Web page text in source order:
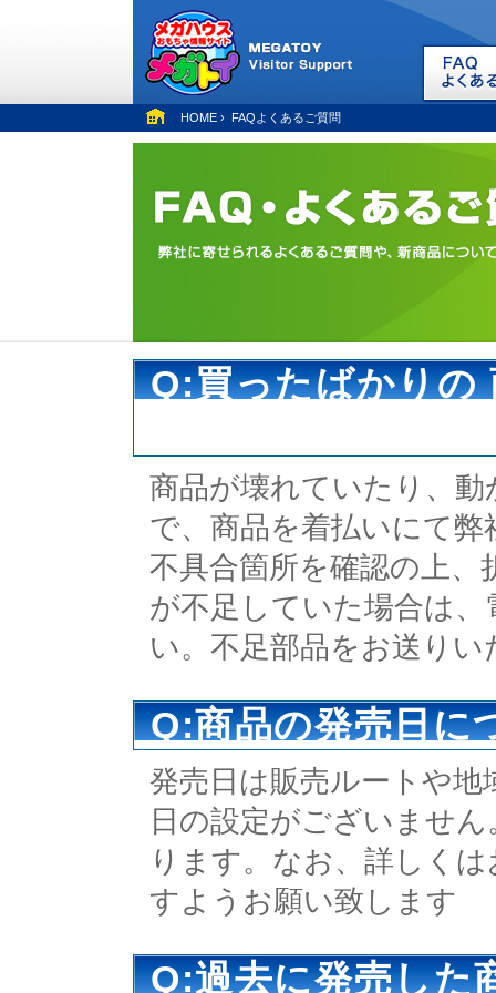
HOME › FAQよくあるご質問
Q:買ったばかりの
商品が壊れていたり、
で、商品を着払いにて
不具合箇所を確認の上
が不足していた場合は
い。不足部品をお送りい
Q:商品の発売日に
発売日は販売ルートや
日の設定がございませ
ります。なお、詳しく
すようお願い致します
Q:過去に発売した